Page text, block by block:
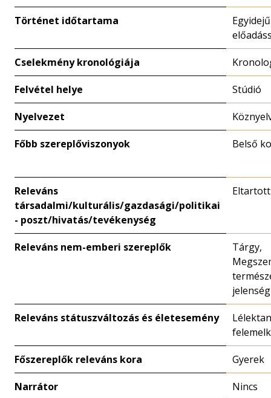
Történet időtartama
Cselekmény kronológiája
Felvétel helye Stúdió
Nyelvezet
Főbb szereplőviszonyok Belső
Releváns
társadalmi/kulturális/gazdasági/politikai
- poszt/hivatás/tevékenység
Releváns nem-emberi szereplők
Tárgy,
jelenség
Releváns státuszváltozás és életesemény
Főszereplők releváns kora Gyerek
Narrátor Nincs